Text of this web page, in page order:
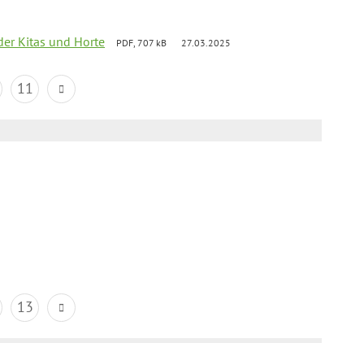
Kitas und Horte PDF, 707 kB 27.03.2025
11
13